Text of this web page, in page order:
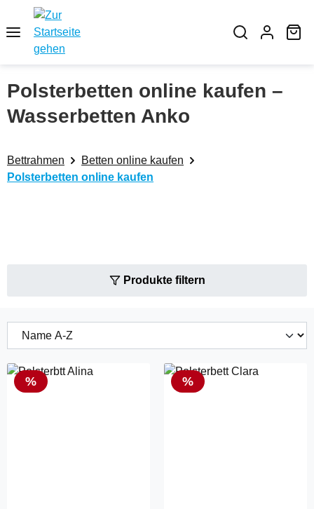
Zum Hauptinhalt springen
Polsterbetten online kaufen –
Wasserbetten Anko
Bettrahmen
Betten online kaufen
Polsterbetten online kaufen
Produkte filtern
Rabatt
% Rabatt
%